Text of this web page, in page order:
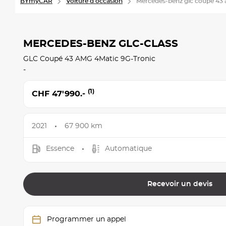
MERCEDES-BENZ GLC-CLASS
GLC Coupé 43 AMG 4Matic 9G-Tronic
-
CHF 47'990.- (1)
2021 67 900 km
Essence Automatique
Recevoir un devis
Programmer un appel